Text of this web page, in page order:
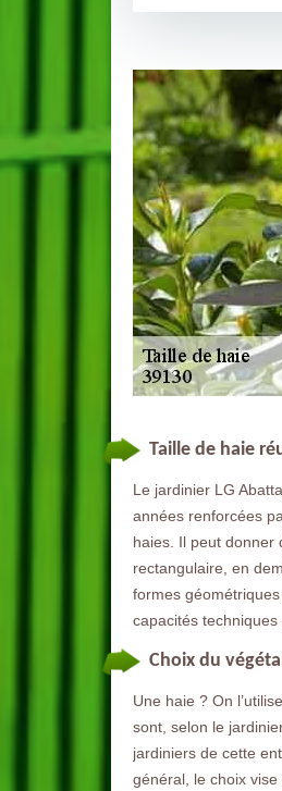
Taille de haie
Le jardinier LG
années renforcées
haies. Il peut donner
rectangulaire, en
formes
capacités
Choix du
Une haie ? On
sont, selon le
jardiniers de cette
général, le choix